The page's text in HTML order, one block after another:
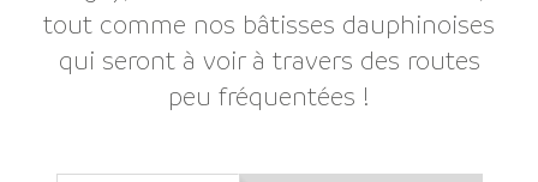
tout comme nos bâtisses dauphinoises
qui seront à voir à travers des routes
peu fréquentées !